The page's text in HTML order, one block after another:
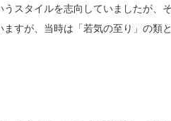
スタイルを志向していましたが、
すが、当時は「若気の至り」の類